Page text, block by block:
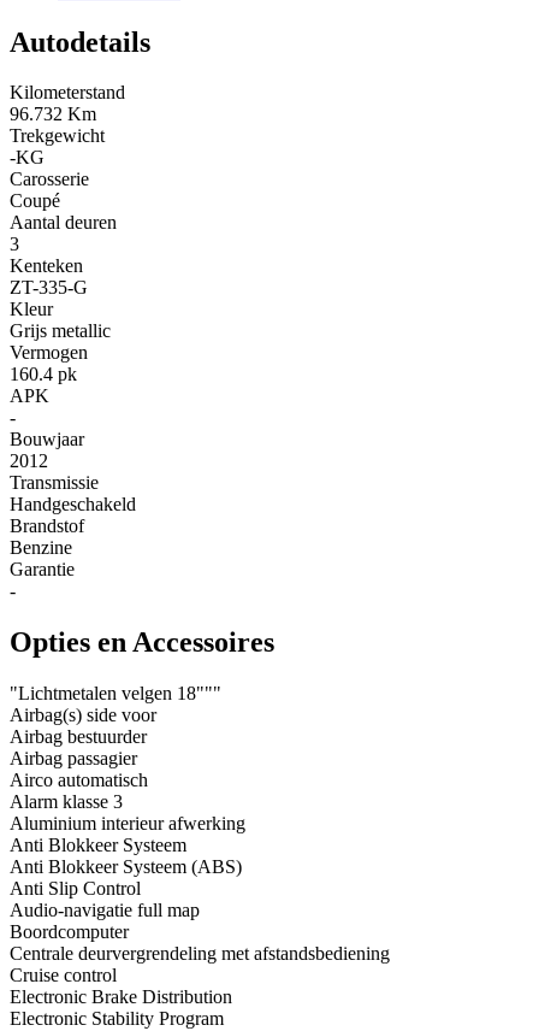
Autodetails
Kilometerstand
96.732 Km
Trekgewicht
-KG
Carosserie
Coupé
Aantal deuren
3
Kenteken
ZT-335-G
Kleur
Grijs metallic
Vermogen
160.4 pk
APK
-
Bouwjaar
2012
Transmissie
Handgeschakeld
Brandstof
Benzine
Garantie
-
Opties en Accessoires
"Lichtmetalen velgen 18"""
Airbag(s) side voor
Airbag bestuurder
Airbag passagier
Airco automatisch
Alarm klasse 3
Aluminium interieur afwerking
Anti Blokkeer Systeem
Anti Blokkeer Systeem (ABS)
Anti Slip Control
Audio-navigatie full map
Boordcomputer
Centrale deurvergrendeling met afstandsbediening
Cruise control
Electronic Brake Distribution
Electronic Stability Program